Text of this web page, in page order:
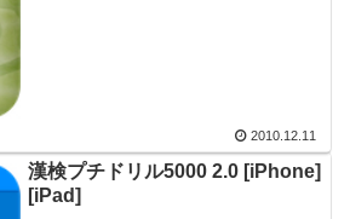
2010.12.11
漢検プチドリル5000 2.0 [iPhone]
[iPad]